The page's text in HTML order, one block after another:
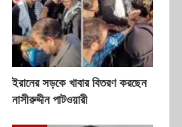
ইরানের সড়কে খাবার বিতরণ করছেন
নাসীরুদ্দীন পাটওয়ারী